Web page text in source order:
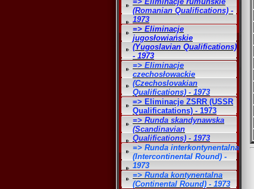
(Romanian Qualifications) -
1973
=> Eliminacje
jugosłowiańskie
(Yugoslavian Qualifications)
- 1973
=> Eliminacje
czechosłowackie
(Czechoslovakian
Qualifications) - 1973
=> Eliminacje ZSRR (USSR
Qualificatations) - 1973
=> Runda skandynawska
(Scandinavian
Qualifications) - 1973
=> Runda interkontynentalna
(Intercontinental Round) -
1973
=> Runda kontynentalna
(Continental Round) - 1973